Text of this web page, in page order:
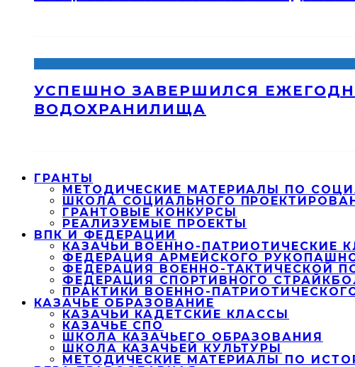
УСПЕШНО ЗАВЕРШИЛСЯ
ВОДОХРАНИЛИЩА
ГРАНТЫ
МЕТОДИЧЕСКИЕ МАТЕРИАЛЫ ПО
ШКОЛА СОЦИАЛЬНОГО
ГРАНТОВЫЕ КОНКУРСЫ
РЕАЛИЗУЕМЫЕ ПРОЕКТЫ
ВПК И ФЕДЕРАЦИИ
КАЗАЧЬИ ВОЕННО-ПАТРИОТИЧЕСКИЕ
ФЕДЕРАЦИЯ АРМЕЙСКОГО
ФЕДЕРАЦИЯ ВОЕННО-ТАКТИЧЕСКОЙ
ФЕДЕРАЦИЯ СПОРТИВНОГО
ПРАКТИКИ ВОЕННО-
КАЗАЧЬЕ ОБРАЗОВАНИЕ
КАЗАЧЬИ КАДЕТСКИЕ КЛАССЫ
КАЗАЧЬЕ СПО
ШКОЛА КАЗАЧЬЕГО ОБРАЗОВАНИЯ
ШКОЛА КАЗАЧЬЕЙ КУЛЬТУРЫ
МЕТОДИЧЕСКИЕ МАТЕРИАЛЫ ПО